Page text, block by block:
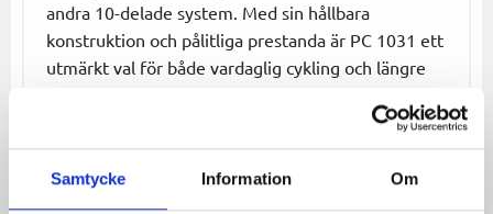
Samtycke Information Om
andra 10-delade system. Med sin hållbara
konstruktion och pålitliga prestanda är PC 1031 ett
utmärkt val för både vardaglig cykling och längre
Specifikationer:
Kompatibilitet: